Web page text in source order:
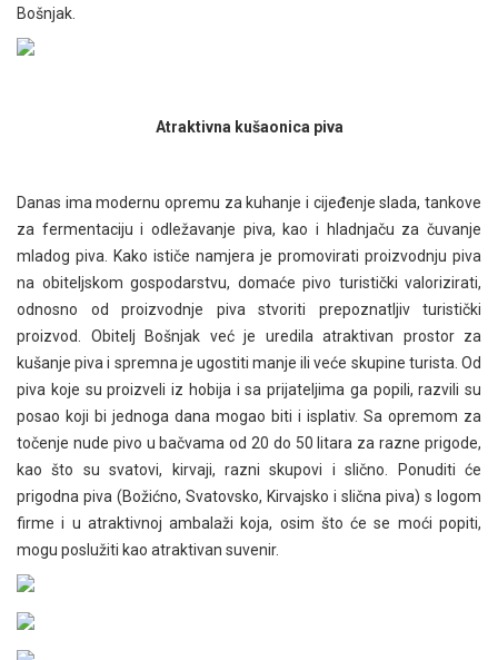
Bošnjak.
Atraktivna kušaonica piva
Danas ima modernu opremu za kuhanje i cijeđenje slada, tankove
za fermentaciju i odležavanje piva, kao i hladnjaču za čuvanje
mladog piva. Kako ističe namjera je promovirati proizvodnju piva
na obiteljskom gospodarstvu, domaće pivo turistički valorizirati,
odnosno od proizvodnje piva stvoriti prepoznatljiv turistički
proizvod. Obitelj Bošnjak već je uredila atraktivan prostor za
kušanje piva i spremna je ugostiti manje ili veće skupine turista. Od
piva koje su proizveli iz hobija i sa prijateljima ga popili, razvili su
posao koji bi jednoga dana mogao biti i isplativ. Sa opremom za
točenje nude pivo u bačvama od 20 do 50 litara za razne prigode,
kao što su svatovi, kirvaji, razni skupovi i slično. Ponuditi će
prigodna piva (Božićno, Svatovsko, Kirvajsko i slična piva) s logom
firme i u atraktivnoj ambalaži koja, osim što će se moći popiti,
mogu poslužiti kao atraktivan suvenir.